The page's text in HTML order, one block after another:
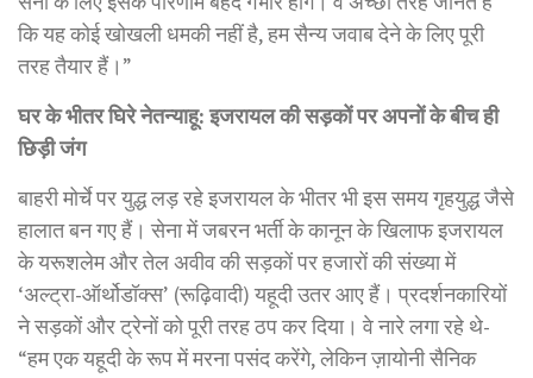
कि यह कोई खोखली धमकी नहीं है, हम सैन्य जवाब देने के लिए पूरी
तरह तैयार हैं।”
घर के भीतर घिरे नेतन्याहू: इजरायल की सड़कों पर अपनों के बीच ही
छिड़ी जंग
बाहरी मोर्चे पर युद्ध लड़ रहे इजरायल के भीतर भी इस समय गृहयुद्ध जैसे
हालात बन गए हैं। सेना में जबरन भर्ती के कानून के खिलाफ इजरायल
के यरूशलेम और तेल अवीव की सड़कों पर हजारों की संख्या में
‘अल्ट्रा-ऑर्थोडॉक्स’ (रूढ़िवादी) यहूदी उतर आए हैं। प्रदर्शनकारियों
ने सड़कों और ट्रेनों को पूरी तरह ठप कर दिया। वे नारे लगा रहे थे-
“हम एक यहूदी के रूप में मरना पसंद करेंगे, लेकिन ज़ायोनी सैनिक